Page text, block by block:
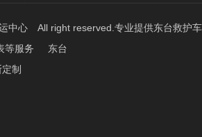
中心 All right reserved.专业提供东台救护
等服务
东台
制